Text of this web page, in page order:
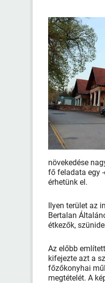
növekedése
fő feladata egy
érhetünk el.
Ilyen terület az
Bertalan
étkezők,
Az előbb
kifejezte azt a
főzőkonyhai
megtételét. A